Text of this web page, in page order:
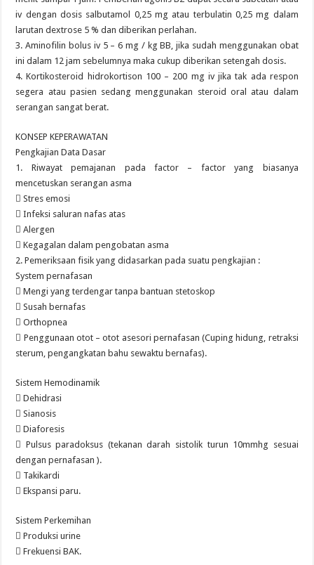
iv dengan dosis salbutamol 0,25 mg atau terbulatin 0,25 mg dalam
larutan dextrose 5 % dan diberikan perlahan.
3. Aminofilin bolus iv 5 – 6 mg / kg BB, jika sudah menggunakan obat
ini dalam 12 jam sebelumnya maka cukup diberikan setengah dosis.
4. Kortikosteroid hidrokortison 100 – 200 mg iv jika tak ada respon
segera atau pasien sedang menggunakan steroid oral atau dalam
serangan sangat berat.
KONSEP KEPERAWATAN
Pengkajian Data Dasar
1. Riwayat pemajanan pada factor – factor yang biasanya
mencetuskan serangan asma
 Stres emosi
 Infeksi saluran nafas atas
 Alergen
 Kegagalan dalam pengobatan asma
2. Pemeriksaan fisik yang didasarkan pada suatu pengkajian :
System pernafasan
 Mengi yang terdengar tanpa bantuan stetoskop
 Susah bernafas
 Orthopnea
 Penggunaan otot – otot asesori pernafasan (Cuping hidung, retraksi
sterum, pengangkatan bahu sewaktu bernafas).
Sistem Hemodinamik
 Dehidrasi
 Sianosis
 Diaforesis
 Pulsus paradoksus (tekanan darah sistolik turun 10mmhg sesuai
dengan pernafasan ).
 Takikardi
 Ekspansi paru.
Sistem Perkemihan
 Produksi urine
 Frekuensi BAK.